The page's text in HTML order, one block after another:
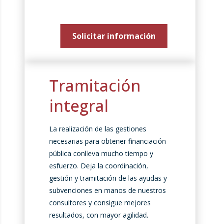
Solicitar información
Tramitación
integral
La realización de las gestiones
necesarias para obtener financiación
pública conlleva mucho tiempo y
esfuerzo. Deja la coordinación,
gestión y tramitación de las ayudas y
subvenciones en manos de nuestros
consultores y consigue mejores
resultados, con mayor agilidad.